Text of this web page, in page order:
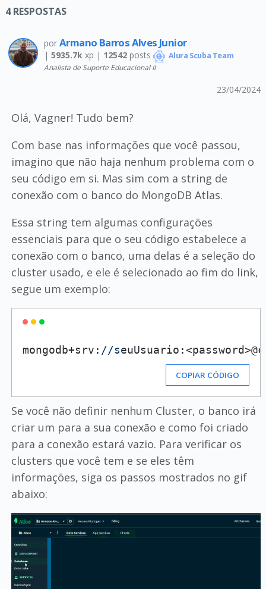
4RESPOSTAS
por Armano Barros Alves Junior
| 5935.7kxp | 12542posts Alura Scuba Team
Analista de Suporte Educacional II
23/04/2024
Olá, Vagner! Tudo bem?
Com base nas informações que você passou,
imagino que não haja nenhum problema com o
seu código em si. Mas sim com a string de
conexão com o banco do MongoDB Atlas.
Essa string tem algumas configurações
essenciais para que o seu código estabelece a
conexão com o banco, uma delas é a seleção do
cluster usado, e ele é selecionado ao fim do link,
segue um exemplo:
mongodb+srv: //s
COPIAR CÓDIGO
Se você não definir nenhum Cluster, o banco irá
criar um para a sua conexão e como foi criado
para a conexão estará vazio. Para verificar os
clusters que você tem e se eles têm
informações, siga os passos mostrados no gif
abaixo: